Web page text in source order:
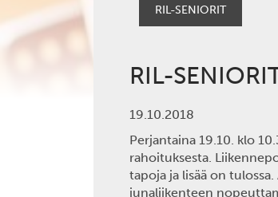
RIL-SENIORIT
RIL-
19.10.2018
Perjantaina 19.10. klo
rahoituksesta.
tapoja ja lisää on
junaliikenteen